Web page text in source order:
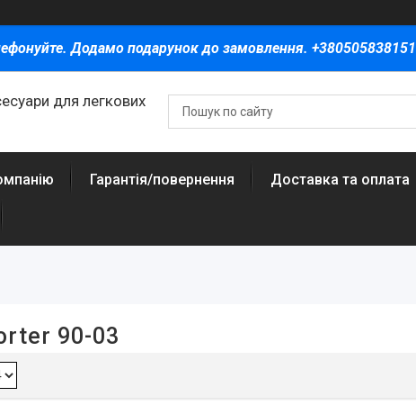
Додамо подарунок до замовлення. +380505838151
для легкових
Гарантія/повернення Доставка та оплата
90-03